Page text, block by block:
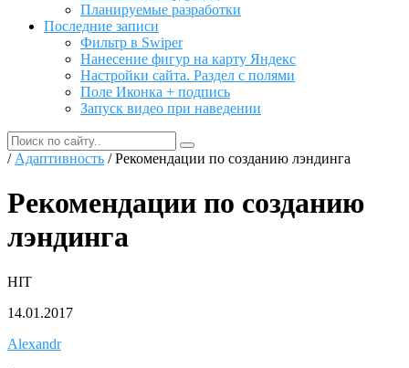
Планируемые разработки
Последние записи
Фильтр в Swiper
Нанесение фигур на карту Яндекс
Настройки сайта. Раздел с полями
Поле Иконка + подпись
Запуск видео при наведении
/ Адаптивность / Рекомендации по созданию лэндинга
Рекомендации по созданию
лэндинга
HIT
14.01.2017
Alexandr